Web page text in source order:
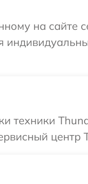
на сайте
техники
центр